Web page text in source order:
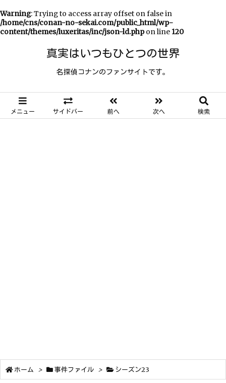
Warning: Trying to access array offset on false in
/home/cns/conan-no-sekai.com/public_html/wp-
content/themes/luxeritas/inc/json-ld.phpon line 120
真実はいつもひとつの世界
名探偵コナンのファンサイトです。
メニュー サイドバー 前へ 次へ 検索
ホーム > 事件ファイル > シーズン23